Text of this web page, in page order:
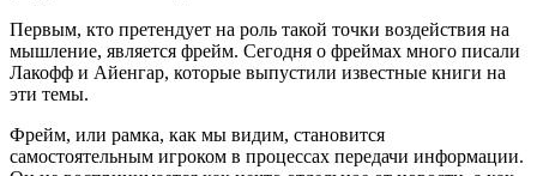
Первым, кто претендует на роль такой точки воздействия на
мышление, является фрейм. Сегодня о фреймах много писали
Лакофф и Айенгар, которые выпустили известные книги на
эти темы.
Фрейм, или рамка, как мы видим, становится
самостоятельным игроком в процессах передачи информации.